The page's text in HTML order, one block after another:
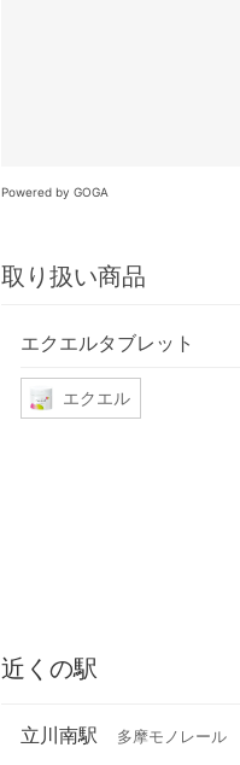
Powered by GOGA
取り扱い商品
エクエルタブレット
エクエル
近くの駅
立川南駅 多摩モノレール